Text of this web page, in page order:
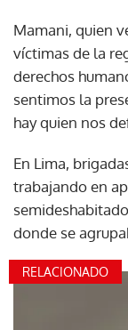
Mamani, quien
víctimas de la
derechos
sentimos la
hay quien nos
En Lima,
trabajando en
donde se
RELACIONADO